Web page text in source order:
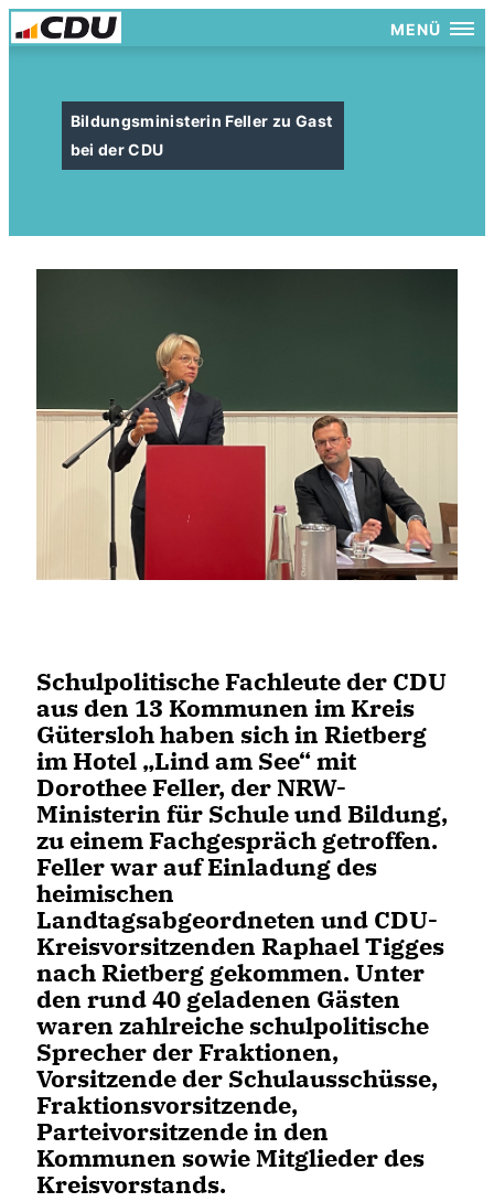
MENÜ
Bildungsministerin Feller zu Gast
bei der CDU
Schulpolitische Fachleute der CDU
aus den 13 Kommunen im Kreis
Gütersloh haben sich in Rietberg
im Hotel „Lind am See“ mit
Dorothee Feller, der NRW-
Ministerin für Schule und Bildung,
zu einem Fachgespräch getroffen.
Feller war auf Einladung des
heimischen
Landtagsabgeordneten und CDU-
Kreisvorsitzenden Raphael Tigges
nach Rietberg gekommen. Unter
den rund 40 geladenen Gästen
waren zahlreiche schulpolitische
Sprecher der Fraktionen,
Vorsitzende der Schulausschüsse,
Fraktionsvorsitzende,
Parteivorsitzende in den
Kommunen sowie Mitglieder des
Kreisvorstands.